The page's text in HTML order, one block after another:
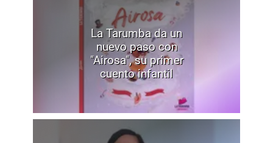
La Tarumba da un
nuevo paso con
"Airosa", su primer
cuento infantil